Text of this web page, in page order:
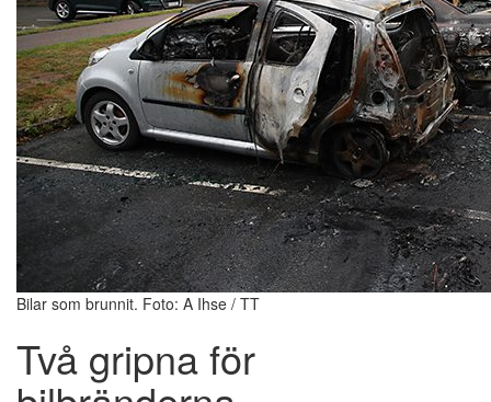
Bilar som brunnit. Foto: A Ihse / TT
Två gripna för